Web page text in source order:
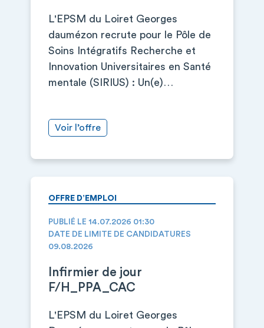
L'EPSM du Loiret Georges
daumézon recrute pour le Pôle de
Soins Intégratifs Recherche et
Innovation Universitaires en Santé
mentale (SIRIUS) : Un(e)…
Voir l’offre
OFFRE D’EMPLOI
PUBLIÉ LE 14.07.2026 01:30
DATE DE LIMITE DE CANDIDATURES
09.08.2026
Infirmier de jour
F/H_PPA_CAC
L'EPSM du Loiret Georges